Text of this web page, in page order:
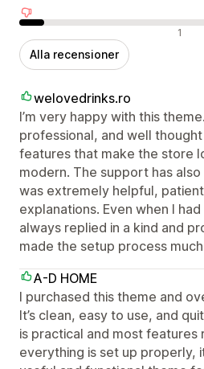
Negativa recensioner 1
Alla recensioner
welovedrinks.ro
I’m very happy with this
professional, and well
features that make the store
modern. The support has
was extremely helpful,
explanations. Even when I
always replied in a kind and
made the setup process
A-D HOME
I purchased this theme and
It’s clean, easy to use, and
is practical and most features
everything is set up properly,